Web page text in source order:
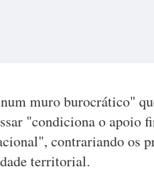
muro burocrático"
"condiciona o apoio
contrariando os
territorial.